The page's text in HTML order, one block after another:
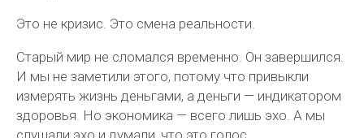
Это не кризис. Это смена реальности.
Старый мир не сломался временно. Он завершился.
И мы не заметили этого, потому что привыкли
измерять жизнь деньгами, а деньги — индикатором
здоровья. Но экономика — всего лишь эхо. А мы